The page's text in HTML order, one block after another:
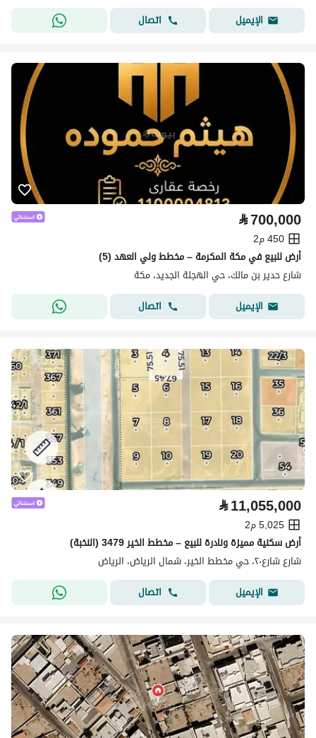
الإيميل
اتصال
⃁700,000
450 م2
أرض للبيع في مكة المكرمة – مخطط ولي العهد (5)
شارع حدير بن مالك، حي الهجلة الجديد، مكة
الإيميل
اتصال
⃁11,055,000
5,025 م2
أرض سكنية مميزة ونادرة للبيع – مخطط الخير 3479 (النخبة)
شارع شارع٢٠، حي مخطط الخير، شمال الرياض، الرياض
الإيميل
اتصال